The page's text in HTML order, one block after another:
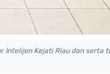
Intelijen Kejati Riau dan serta